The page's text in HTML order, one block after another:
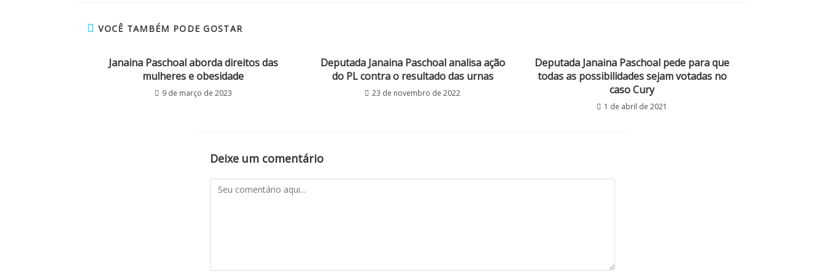
VOCÊ TAMBÉM PODE GOSTAR
Janaina Paschoal aborda direitos das
mulheres e obesidade
9 de março de 2023
Deputada Janaina Paschoal analisa ação
do PL contra o resultado das urnas
23 de novembro de 2022
Deputada Janaina Paschoal pede para que
todas as possibilidades sejam votadas no
caso Cury
1 de abril de 2021
Deixe um comentário